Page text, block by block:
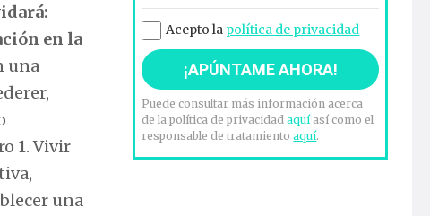
en la
una
1. Vivir
una
Acepto la política de privacidad
Puede consultar más información acerca
de la política de privacidadaquíasí como el
responsable de tratamientoaquí.